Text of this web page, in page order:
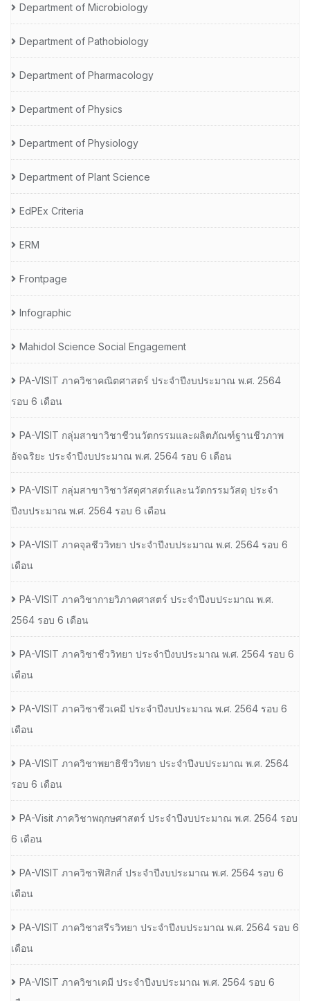
Department of Microbiology
Department of Pathobiology
Department of Pharmacology
Department of Physics
Department of Physiology
Department of Plant Science
EdPEx Criteria
ERM
Frontpage
Infographic
Mahidol Science Social Engagement
PA-VISIT ภาควิชาคณิตศาสตร์ ประจำปีงบประมาณ พ.ศ. 2564
รอบ 6 เดือน
PA-VISIT กลุ่มสาขาวิชาชีวนวัตกรรมและผลิตภัณฑ์ฐานชีวภาพ
อัจฉริยะ ประจำปีงบประมาณ พ.ศ. 2564 รอบ 6 เดือน
PA-VISIT กลุ่มสาขาวิชาวัสดุศาสตร์และนวัตกรรมวัสดุ ประจำ
ปีงบประมาณ พ.ศ. 2564 รอบ 6 เดือน
PA-VISIT ภาคจุลชีววิทยา ประจำปีงบประมาณ พ.ศ. 2564 รอบ 6
เดือน
PA-VISIT ภาควิชากายวิภาคศาสตร์ ประจำปีงบประมาณ พ.ศ.
2564 รอบ 6 เดือน
PA-VISIT ภาควิชาชีววิทยา ประจำปีงบประมาณ พ.ศ. 2564 รอบ 6
เดือน
PA-VISIT ภาควิชาชีวเคมี ประจำปีงบประมาณ พ.ศ. 2564 รอบ 6
เดือน
PA-VISIT ภาควิชาพยาธิชีววิทยา ประจำปีงบประมาณ พ.ศ. 2564
รอบ 6 เดือน
PA-Visit ภาควิชาพฤกษศาสตร์ ประจำปีงบประมาณ พ.ศ. 2564 รอบ
6 เดือน
PA-VISIT ภาควิชาฟิสิกส์ ประจำปีงบประมาณ พ.ศ. 2564 รอบ 6
เดือน
PA-VISIT ภาควิชาสรีรวิทยา ประจำปีงบประมาณ พ.ศ. 2564 รอบ 6
เดือน
PA-VISIT ภาควิชาเคมี ประจำปีงบประมาณ พ.ศ. 2564 รอบ 6